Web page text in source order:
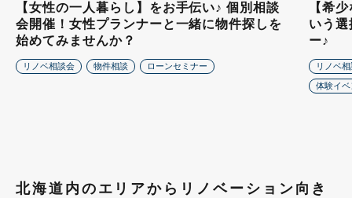
【女性の一人暮らし】をお手伝い♪ 個別相談
会開催！女性プランナーと一緒に物件探しを
始めてみませんか？
リノベ相談会 物件相談 ローンセミナー
【希
いう
ー♪
リノベ
体験イベ
北海道内のエリアからリノベーション向き